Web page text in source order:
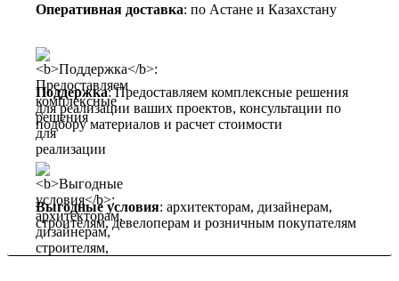
Оперативная доставка: по Астане и Казахстану
Поддержка: Предоставляем комплексные решения
для реализации ваших проектов, консультации по
подбору материалов и расчет стоимости
Выгодные условия: архитекторам, дизайнерам,
строителям, девелоперам и розничным покупателям